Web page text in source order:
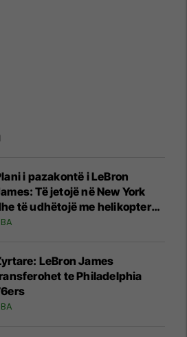
i pazakontë i LeBron
Të jetojë në New York
të udhëtojë me helikopter
ndeshjet e Sixers
LeBron James
te Philadelphia